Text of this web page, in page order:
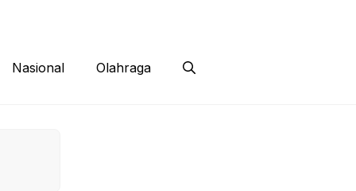
Nasional Olahraga